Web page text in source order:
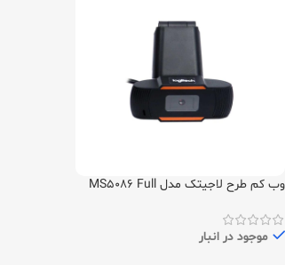
وب کم طرح لاجیتک مدل MS5086 Full
موجود در انبار